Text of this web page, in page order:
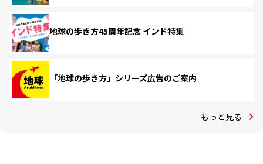
地球の歩き方45周年記念 インド特集
「地球の歩き方」シリーズ広告のご案内
もっと見る